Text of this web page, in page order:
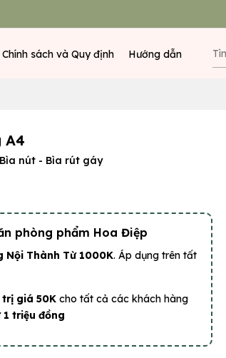
Chính sách và Quy định Hướng dẫn
A4
nút - Bìa rút gáy
phòng phẩm Hoa Điệp
Nội Thành Từ 1000K. Áp dụng trên tất
giá 50K cho tất cả các khách hàng
1 triệu đồng